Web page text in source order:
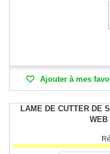
Ajouter à mes
LAME DE CUTTER DE
WEB